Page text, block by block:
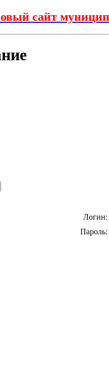
сайт
Логин:
Пароль: